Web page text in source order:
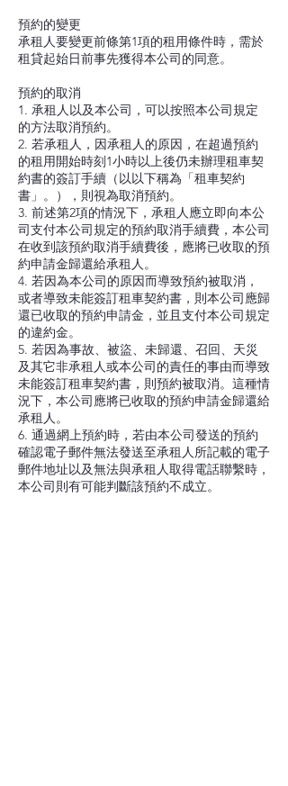
預約的變更
承租人要變更前條第1項的租用條件時，需於
租貸起始日前事先獲得本公司的同意。
預約的取消
1. 承租人以及本公司，可以按照本公司規定
的方法取消預約。
2. 若承租人，因承租人的原因，在超過預約
的租用開始時刻1小時以上後仍未辦理租車契
約書的簽訂手續（以以下稱為「租車契約
書」。），則視為取消預約。
3. 前述第2項的情況下，承租人應立即向本公
司支付本公司規定的預約取消手續費，本公司
在收到該預約取消手續費後，應將已收取的預
約申請金歸還給承租人。
4. 若因為本公司的原因而導致預約被取消，
或者導致未能簽訂租車契約書，則本公司應歸
還已收取的預約申請金，並且支付本公司規定
的違約金。
5. 若因為事故、被盜、未歸還、召回、天災
及其它非承租人或本公司的責任的事由而導致
未能簽訂租車契約書，則預約被取消。這種情
況下，本公司應將已收取的預約申請金歸還給
承租人。
6. 通過網上預約時，若由本公司發送的預約
確認電子郵件無法發送至承租人所記載的電子
郵件地址以及無法與承租人取得電話聯繫時，